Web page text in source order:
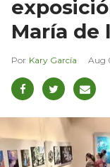
María de
Kary García Aug